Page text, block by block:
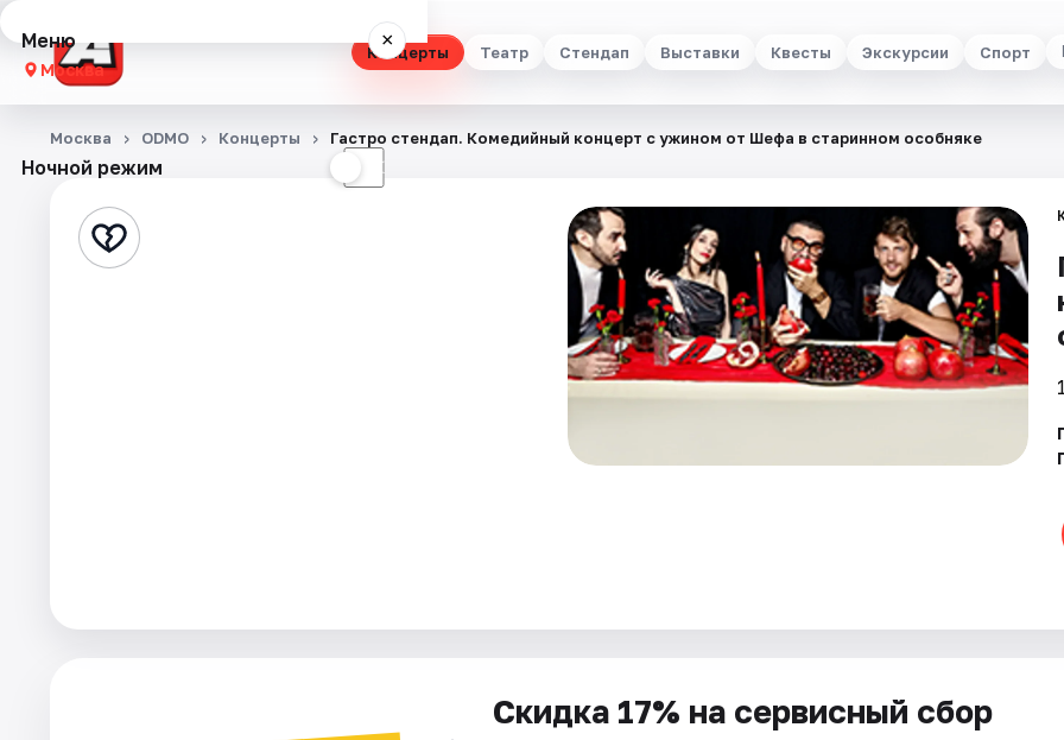
Концерты Театр Стендап Выставки Квесты Экскурсии Спорт
Меню ×
Москва
Концерты
Стендап
Ночной режим ☾
Москва ODMO Концерты Гастро стендап. Комедийный концерт с ужином от Шефа в старинном особняке
Скидка 17% на сервисный сбор